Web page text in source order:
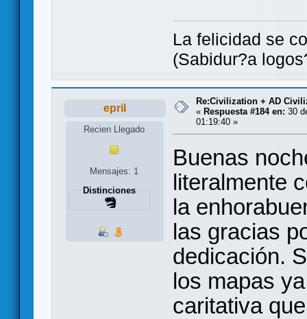
La felicidad se
(Sabidur?a
epril
Recien Llegado
Mensajes: 1
Distinciones
Re:Civilization + AD
« Respuesta #184 en: 30
01:19:40 »
Buenas
literalmente
la
las gracias
dedicación.
los mapas
caritativa